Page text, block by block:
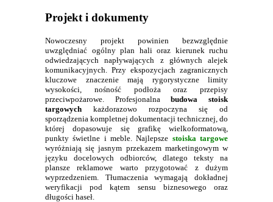
Projekt i dokumenty
Nowoczesny projekt powinien bezwzględnie
uwzględniać ogólny plan hali oraz kierunek ruchu
odwiedzających napływających z głównych alejek
komunikacyjnych. Przy ekspozycjach zagranicznych
kluczowe znaczenie mają rygorystyczne limity
wysokości, nośność podłoża oraz przepisy
przeciwpożarowe. Profesjonalnabudowa stoisk
targowych każdorazowo rozpoczyna się od
sporządzenia kompletnej dokumentacji technicznej, do
której dopasowuje się grafikę wielkoformatową,
punkty świetlne i meble. Najlepsze stoiska targowe
wyróżniają się jasnym przekazem marketingowym w
języku docelowych odbiorców, dlatego teksty na
plansze reklamowe warto przygotować z dużym
wyprzedzeniem. Tłumaczenia wymagają dokładnej
weryfikacji pod kątem sensu biznesowego oraz
długości haseł.